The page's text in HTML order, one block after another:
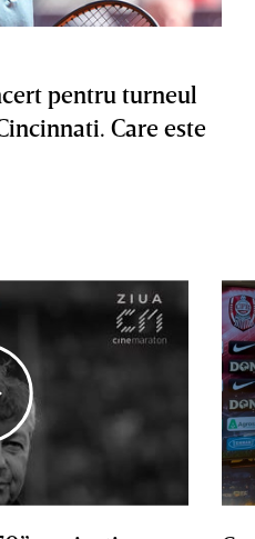
pentru turneul
Care este